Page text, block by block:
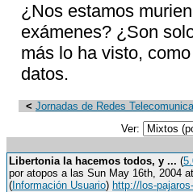
¿Nos estamos
exámenes? ¿Son
más lo ha visto,
datos.
< Jornadas de Redes
Ver:
Libertonia la hacemos todos, y ... (
por atopos a las Sun May 16th, 2004
( Información Usuario) http://los-